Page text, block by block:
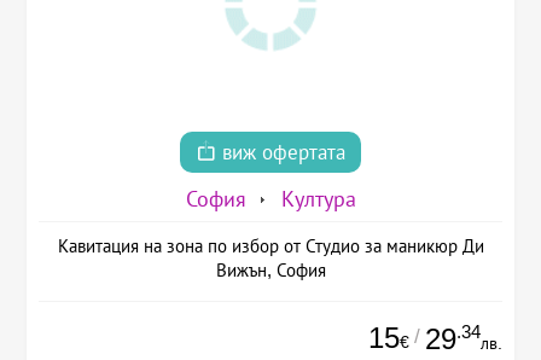
виж офертата
София Култура
Кавитация на зона по избор от Студио за маникюр Ди
Вижън, София
15€ / 29.34
лв.